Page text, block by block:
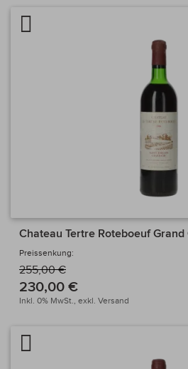
Chateau Tertre Roteboeuf Grand
Preissenkung:
255,00 €
230,00 €
Inkl. 0% MwSt., exkl. Versand